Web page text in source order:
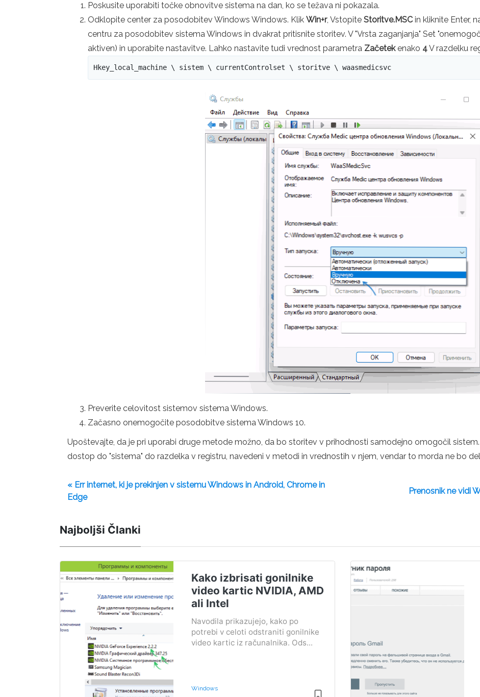
Poskusite uporabiti točke obnovitve sistema na dan, ko se težava ni pokazala.
Odklopite center za posodobitev Windows Windows. Klik Win+r, Vstopite Storitve.MSCin kliknite Enter,
centru za posodobitev sistema Windows in dvakrat pritisnite storitev. V "Vrsta zaganjanja" Set
aktiven) in uporabite nastavitve. Lahko nastavite tudi vrednost parametra Začetekenako 4V razdelku
Hkey_local_machine \ sistem \ currentControlset \ storitve \ waasmedicsvc
Preverite celovitost sistemov sistema Windows.
Začasno onemogočite posodobitve sistema Windows 10.
Upoštevajte, da je pri uporabi druge metode možno, da bo storitev v prihodnosti samodejno omogočil
dostop do "sistema" do razdelka v registru, navedeni v metodi in vrednostih v njem, vendar to morda ne bo
« Err internet, ki je prekinjen v sistemu Windows in Android, Chrome in
Edge
Prenosnik ne vidi
Najboljši Članki
Kako izbrisati gonilnike
video kartic NVIDIA, AMD
ali Intel
Navodila prikazujejo, kako po
potrebi v celoti odstraniti gonilnike
video kartic iz računalnika. Ods...
Windows